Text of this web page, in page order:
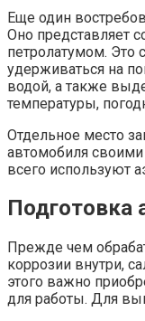
Еще один
Оно представляет
петролатумом. Это
удерживаться на
водой, а также
температуры,
Отдельное место
автомобиля
всего используют
Подготовка
Прежде чем
коррозии внутри,
этого важно
для работы. Для